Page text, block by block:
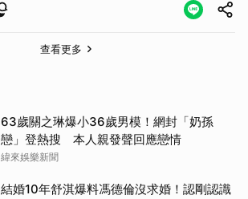
查看更多
63歲關之琳爆小36歲男模！網封「奶孫
戀」登熱搜 本人親發聲回應戀情
緯來娛樂新聞
結婚10年舒淇爆料馮德倫沒求婚！認剛認識